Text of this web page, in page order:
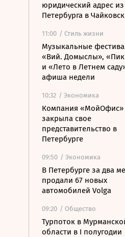
юридический адрес из
Петербурга в
11:00 / Стиль жизни
Музыкальные
«Вий. Домыслы»,
и «Лето в Летнем
афиша недели
10:32 / Экономика
Компания «МойОфис»
закрыла свое
представительство в
Петербурге
09:50 / Экономика
В Петербурге за два
продали 67 новых
автомобилей Volga
09:20 / Общество
Турпоток в
области в I полугодии